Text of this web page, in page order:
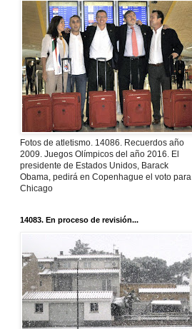
Fotos de atletismo. 14086. Recuerdos año
2009. Juegos Olímpicos del año 2016. El
presidente de Estados Unidos, Barack
Obama, pedirá en Copenhague el voto para
Chicago
14083. En proceso de revisión...